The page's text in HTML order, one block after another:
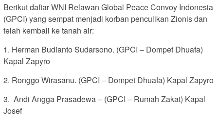
Berikut daftar WNI Relawan Global Peace Convoy Indonesia
(GPCI) yang sempat menjadi korban penculikan Zionis dan
telah kembali ke tanah air:
1. Herman Budianto Sudarsono. (GPCI – Dompet Dhuafa)
Kapal Zapyro
2. Ronggo Wirasanu. (GPCI – Dompet Dhuafa) Kapal Zapyro
3. ⁠ Andi Angga Prasadewa – (GPCI – Rumah Zakat) Kapal
Josef